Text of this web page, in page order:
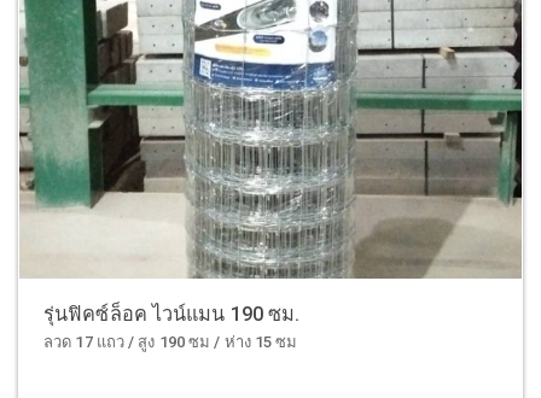
รุ่นฟิคซ์ล็อค ไวน์แมน 190 ซม.
ลวด 17 แถว / สูง 190 ซม / ห่าง 15 ซม